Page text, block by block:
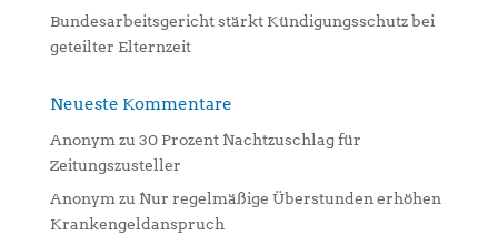
Bundesarbeitsgericht stärkt Kündigungsschutz bei
geteilter Elternzeit
Neueste Kommentare
Anonym zu 30 Prozent Nachtzuschlag für
Zeitungszusteller
Anonym zu Nur regelmäßige Überstunden erhöhen
Krankengeldanspruch